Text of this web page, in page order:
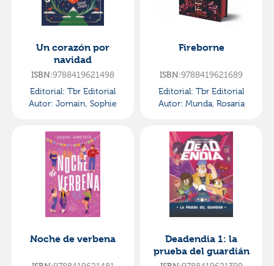
Un corazón por
navidad
ISBN:9788419621498
Editorial: Tbr Editorial
Autor: Jomain, Sophie
Fireborne
ISBN:9788419621689
Editorial: Tbr Editorial
Autor: Munda, Rosaria
Noche de verbena
Deadendia 1: la
prueba del guardián